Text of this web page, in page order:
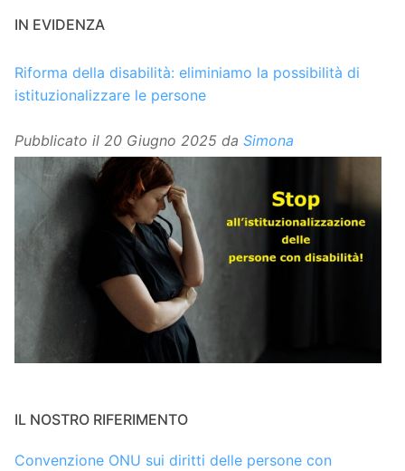
IN EVIDENZA
Riforma della disabilità: eliminiamo la possibilità di
istituzionalizzare le persone
Pubblicato il 20 Giugno 2025 da Simona
IL NOSTRO RIFERIMENTO
Convenzione ONU sui diritti delle persone con